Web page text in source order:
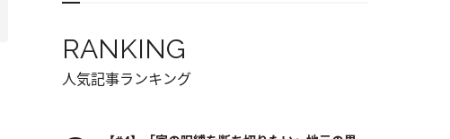
RANKING
人気記事ランキング